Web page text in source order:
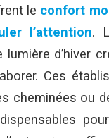
le confort
l’attention.
d’hiver
Ces
cheminées ou
pour